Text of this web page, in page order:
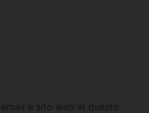
e sito web in questo